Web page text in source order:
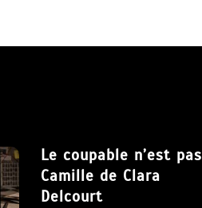
Le coupable n’est pas
Camille de Clara
Delcourt